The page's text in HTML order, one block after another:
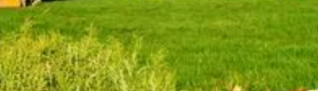
Sicherheit steht bei Sunshine Ballooning an erster
Stelle. Jede Ballonfahrt findet nur bei stabiler
Wetterlage statt. Unsere Piloten prüfen Wind und
Sicht vor jedem Start über das Flugwetteramt.
Wichtige Hinweise:
Ab 6 Jahren und mindestens 120 cm Körpergröße